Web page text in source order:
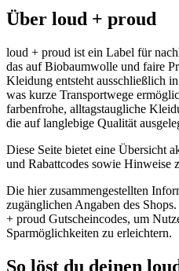
Über loud + proud
loud + proud ist ein Label für
das auf Biobaumwolle und faire
Kleidung entsteht ausschließlich
was kurze Transportwege
farbenfrohe, alltagstaugliche
die auf langlebige Qualität
Diese Seite bietet eine Übersicht
und Rabattcodes sowie Hinweise
Die hier zusammengestellten
zugänglichen Angaben des
+ proud Gutscheincodes, um
Sparmöglichkeiten zu erleichtern.
So löst du deinen